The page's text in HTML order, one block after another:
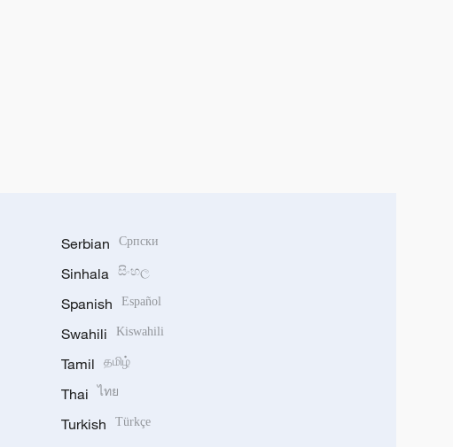
Serbian Српски
Sinhala සිංහල
Spanish Español
Swahili Kiswahili
Tamil தமிழ்
Thai ไทย
Turkish Türkçe